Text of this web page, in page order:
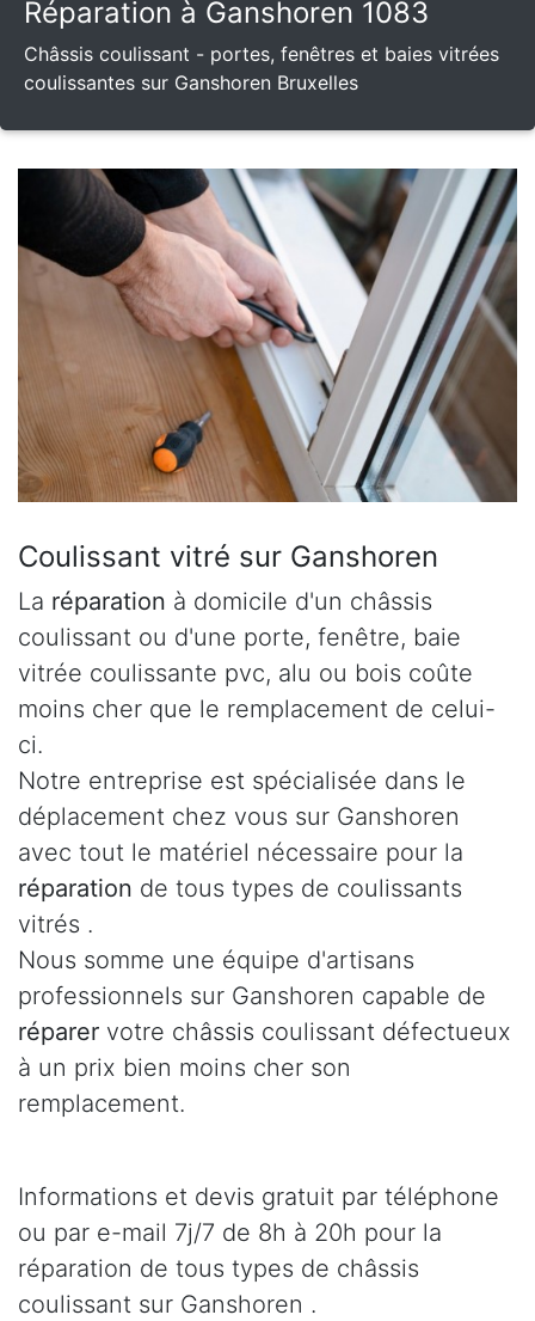
Réparation à Ganshoren 1083
Châssis coulissant - portes, fenêtres et baies vitrées
coulissantes sur Ganshoren Bruxelles
Coulissant vitré sur Ganshoren
La réparation à domicile d'un châssis
coulissant ou d'une porte, fenêtre, baie
vitrée coulissante pvc, alu ou bois coûte
moins cher que le remplacement de celui-
ci.
Notre entreprise est spécialisée dans le
déplacement chez vous sur Ganshoren
avec tout le matériel nécessaire pour la
réparation de tous types de coulissants
vitrés .
Nous somme une équipe d'artisans
professionnels sur Ganshoren capable de
réparer votre châssis coulissant défectueux
à un prix bien moins cher son
remplacement.
Informations et devis gratuit par téléphone
ou par e-mail 7j/7 de 8h à 20h pour la
réparation de tous types de châssis
coulissant sur Ganshoren .